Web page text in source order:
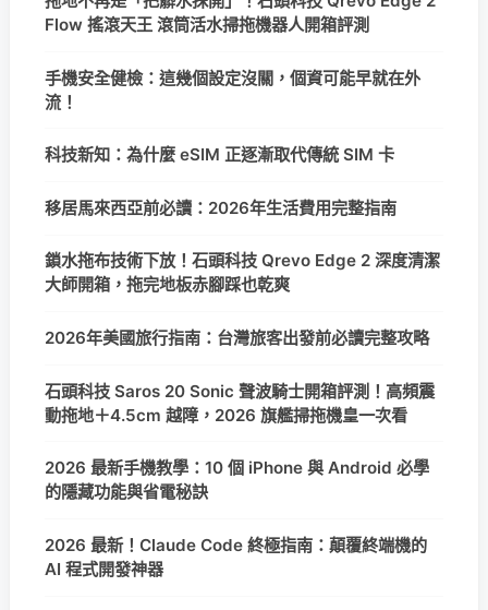
Flow 搖滾天王 滾筒活水掃拖機器人開箱評測
手機安全健檢：這幾個設定沒關，個資可能早就在外
流！
科技新知：為什麼 eSIM 正逐漸取代傳統 SIM 卡
移居馬來西亞前必讀：2026年生活費用完整指南
鎖水拖布技術下放！石頭科技 Qrevo Edge 2 深度清潔
大師開箱，拖完地板赤腳踩也乾爽
2026年美國旅行指南：台灣旅客出發前必讀完整攻略
石頭科技 Saros 20 Sonic 聲波騎士開箱評測！高頻震
動拖地＋4.5cm 越障，2026 旗艦掃拖機皇一次看
2026 最新手機教學：10 個 iPhone 與 Android 必學
的隱藏功能與省電秘訣
2026 最新！Claude Code 終極指南：顛覆終端機的
AI 程式開發神器